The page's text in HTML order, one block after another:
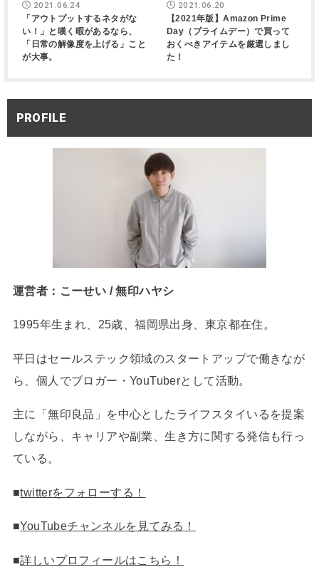
2021.06.24
「アウトプットするネタがな
い！」と嘆く暇があるなら、
「日常の解像度を上げる」こと
が大事。
2021.06.20
【2021年版】Amazon Prime
Day（プライムデー）で買って
おくべきアイテムを厳選しまし
た！
PROFILE
運営者：こーせい / 無印ハヤシ
1995年生まれ、25歳、福岡県出身、東京都在住。
平日はセールステック領域のスタートアップで働きなが
ら、個人でブロガー・YouTuberとして活動。
主に「無印良品」を中心としたライフスタイいるを提案
しながら、キャリアや副業、生き方に関する発信も行っ
ている。
■twitterをフォローする！
■YouTubeチャンネルを見てみる！
■詳しいプロフィールはこちら！